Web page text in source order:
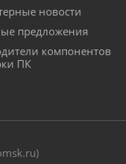
новости
предложения
компонентов
ПК